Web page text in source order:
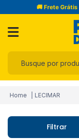
🚚 Frete Grátis
LECIMAR
Filtrar